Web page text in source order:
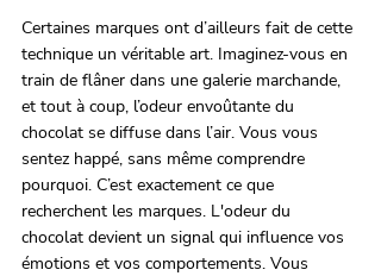
Certaines marques ont d’ailleurs fait de cette
technique un véritable art. Imaginez-vous en
train de flâner dans une galerie marchande,
et tout à coup, l’odeur envoûtante du
chocolat se diffuse dans l’air. Vous vous
sentez happé, sans même comprendre
pourquoi. C’est exactement ce que
recherchent les marques. L'odeur du
chocolat devient un signal qui influence vos
émotions et vos comportements. Vous